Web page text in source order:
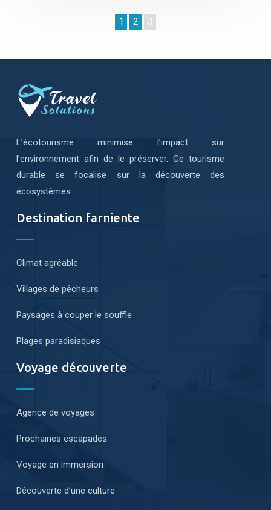
1 2 3
L’écotourisme minimise l’impact sur
l’environnement afin de le préserver. Ce tourisme
durable se focalise sur la découverte des
écosystèmes.
Destination farniente
Climat agréable
Villages de pêcheurs
Paysages à couper le souffle
Plages paradisiaques
Voyage découverte
Agence de voyages
Prochaines escapades
Voyage en immersion
Découverte d’une culture